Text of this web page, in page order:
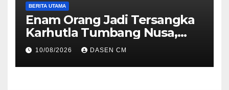
BERITA UTAMA
Enam Orang Jadi Tersangka
Karhutla Tumbang Nusa,
Polisi Dalami Kelalaian
Pengelolaan Lahan
10/08/2026 DASEN CM